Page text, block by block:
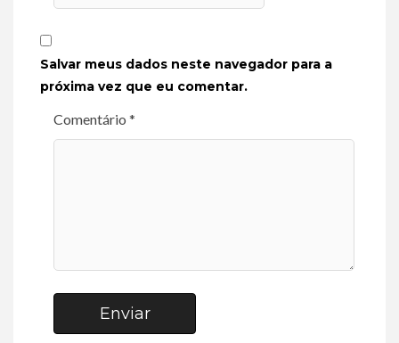
Salvar meus dados neste navegador para a
próxima vez que eu comentar.
Comentário *
Enviar